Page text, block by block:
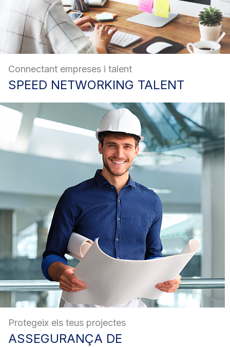
Connectant empreses i talent
SPEED NETWORKING TALENT
Protegeix els teus projectes
ASSEGURANÇA DE